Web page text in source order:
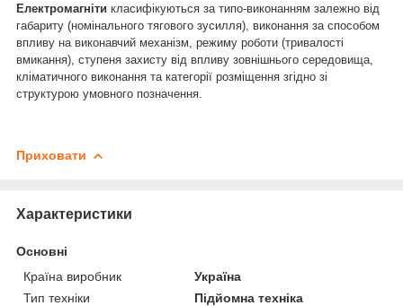
Електромагніти класифікуються за типо-виконанням залежно від
габариту (номінального тягового зусилля), виконання за способом
впливу на виконавчий механізм, режиму роботи (тривалості
вмикання), ступеня захисту від впливу зовнішнього середовища,
кліматичного виконання та категорії розміщення згідно зі
структурою умовного позначення
Приховати
Характеристики
Основні
Країна виробник
Україна
Тип техніки
Підйомна техніка